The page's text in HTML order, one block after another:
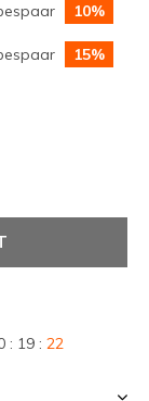
10%
15%
: 19 : 22